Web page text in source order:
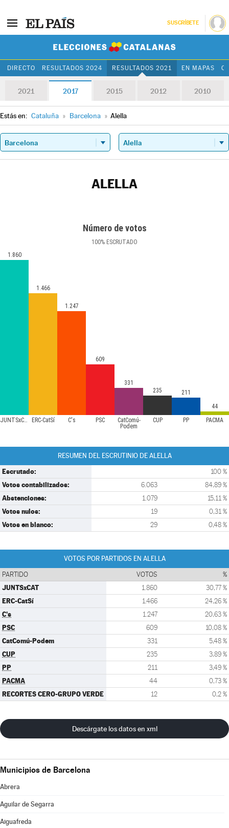
SUSCRÍBETE
DIRECTO RESULTADOS 2024 RESULTADOS 2021 EN MAPAS
2021 2017 2015 2012 2010
Estás en: Cataluña » Barcelona » Alella
ALELLA
Número de votos
100% ESCRUTADO
JUNTSxCAT ERC-CatSí C's PSC
CatComú-
Podem
CUP PP PACMA
1.860
1.466
1.247
609
331
235
211
44
RESUMEN DEL ESCRUTINIO DE ALELLA
Escrutado: 100 %
Votos contabilizados: 6.063 84,89 %
Abstenciones: 1.079 15,11 %
Votos nulos: 19 0,31 %
Votos en blanco: 29 0,48 %
VOTOS POR PARTIDOS EN ALELLA
PARTIDO VOTOS %
JUNTSxCAT 1.860 30,77 %
ERC-CatSí 1.466 24,26 %
C's 1.247 20,63 %
PSC 609 10,08 %
CatComú-Podem 331 5,48 %
CUP 235 3,89 %
PP 211 3,49 %
PACMA 44 0,73 %
RECORTES CERO-GRUPO VERDE 12 0,2 %
Descárgate los datos en xml
Municipios de Barcelona
Abrera
Aguilar de Segarra
Aiguafreda